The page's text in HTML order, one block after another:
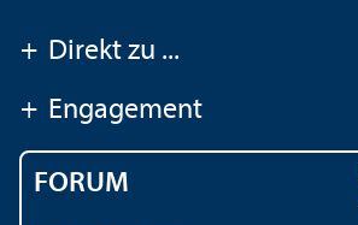
+ Direkt zu ...
+ Engagement
FORUM